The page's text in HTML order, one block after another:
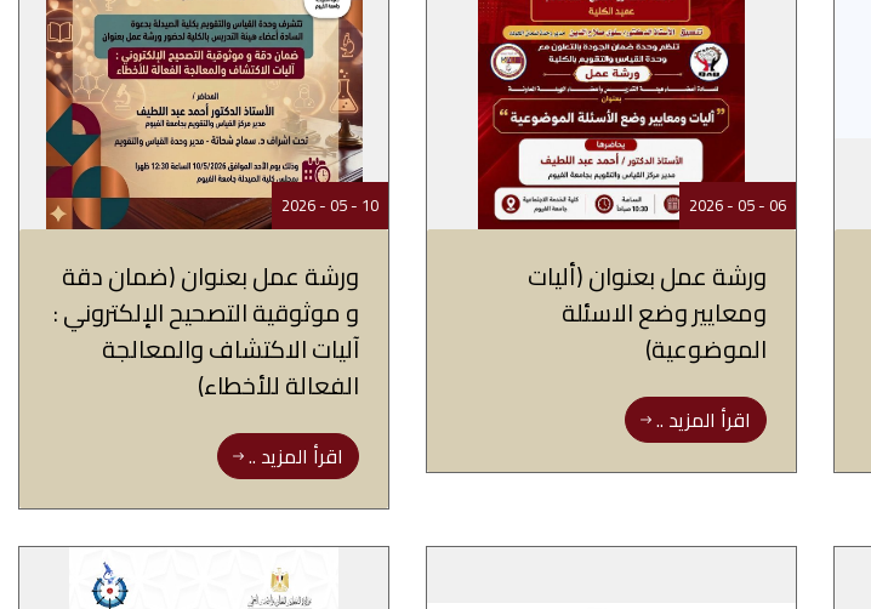
06 - 05 - 2026
ورشة عمل بعنوان (أليات
ومعايير وضع الاسئلة
الموضوعية)
اقرأ المزيد ..
10 - 05 - 2026
ورشة عمل بعنوان (ضمان دقة
و موثوقية التصحيح الإلكتروني :
آليات الاكتشاف والمعالجة
الفعالة للأخطاء)
اقرأ المزيد ..